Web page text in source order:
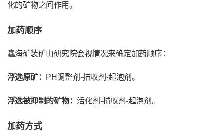
化的矿物之间作用。
加药顺序
鑫海矿装矿山研究院会视情况来确定加药顺序：
浮选原矿： PH调整剂-描收剂-起泡剂。
浮选被抑制的矿物： 活化剂-捕收剂-起泡剂。
加药方式